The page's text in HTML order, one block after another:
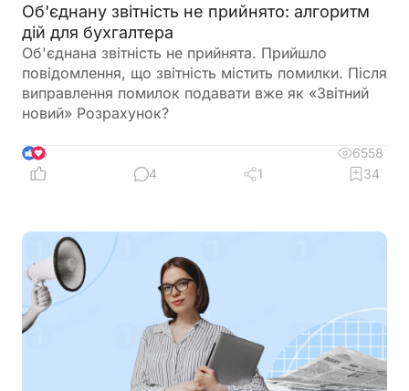
Об'єднану звітність не прийнято: алгоритм
дій для бухгалтера
Об'єднана звітність не прийнята. Прийшло
повідомлення, що звітність містить помилки. Після
виправлення помилок подавати вже як «Звітний
новий» Розрахунок?
5
6558
4
1 34